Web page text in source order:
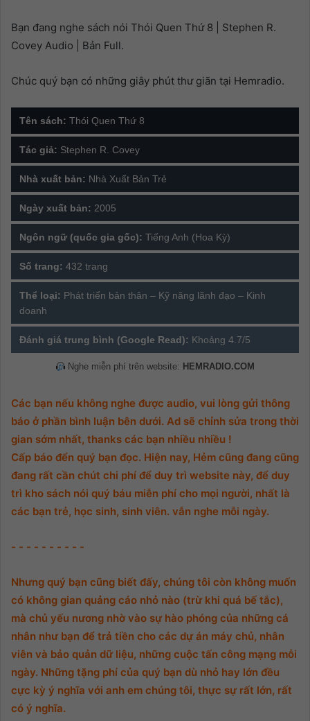
Bạn đang nghe sách nói Thói Quen Thứ 8 | Stephen R.
Covey Audio | Bản Full.
Chúc quý bạn có những giây phút thư giãn tại Hemradio.
Tên sách: Thói Quen Thứ 8
Tác giả: Stephen R. Covey
Nhà xuất bản: Nhà Xuất Bản Trẻ
Ngày xuất bản: 2005
Ngôn ngữ (quốc gia gốc): Tiếng Anh (Hoa Kỳ)
Số trang: 432 trang
Thể loại: Phát triển bản thân – Kỹ năng lãnh đạo – Kinh
doanh
Đánh giá trung bình (Google Read): Khoảng 4.7/5
Nghe miễn phí trên website: HEMRADIO.COM
Các bạn nếu không nghe được audio, vui lòng gửi thông
báo ở phần bình luận bên dưới. Ad sẽ chỉnh sửa trong thời
gian sớm nhất, thanks các bạn nhiều nhiều !
Cấp báo đển quý bạn đọc. Hiện nay, Hẻm cũng đang cũng
đang rất cần chút chi phí để duy trì website này, để duy
trì kho sách nói quý báu miễn phí cho mọi người, nhất là
các bạn trẻ, học sinh, sinh viên. vẫn nghe mỗi ngày.
- - - - - - - - - -
Nhưng quý bạn cũng biết đấy, chúng tôi còn không muốn
có không gian quảng cáo nhỏ nào (trừ khi quá bế tắc),
mà chủ yếu nương nhờ vào sự hào phóng của những cá
nhân như bạn để trả tiền cho các dự án máy chủ, nhân
viên và bảo quản dữ liệu, những cuộc tấn công mạng mỗi
ngày. Những tặng phí của quý bạn dù nhỏ hay lớn đều
cực kỳ ý nghĩa với anh em chúng tôi, thực sự rất lớn, rất
có ý nghĩa.